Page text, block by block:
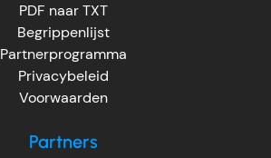
PDF naar TXT
Begrippenlijst
Partnerprogramma
Privacybeleid
Voorwaarden
Partners